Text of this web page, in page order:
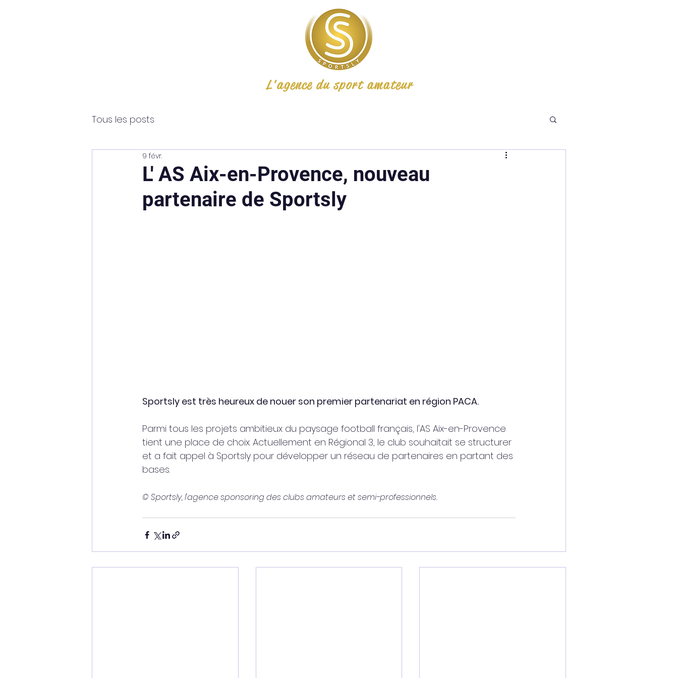
L'agence du sport amateur
Tous les posts
L' AS Aix-en-Provence, nouveau
partenaire de Sportsly
9 févr.
Sportsly est très heureux de nouer son premier partenariat en région PACA.
Parmi tous les projets ambitieux du paysage football français, l'AS Aix-en-Provence
tient une place de choix. Actuellement en Régional 3, le club souhaitait se structurer
et a fait appel à Sportsly pour développer un réseau de partenaires en partant des
bases.
© Sportsly, l'agence sponsoring des clubs amateurs et semi-professionnels.